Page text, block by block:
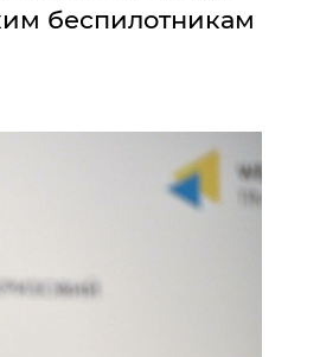
беспилотникам